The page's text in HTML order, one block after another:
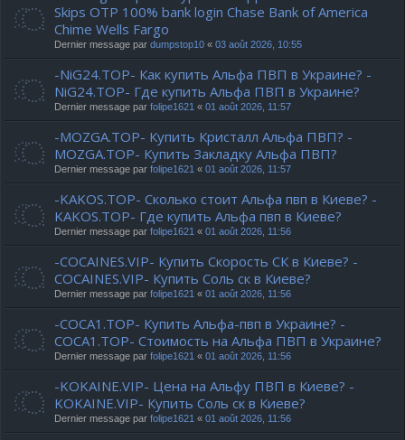
Skips OTP 100% bank login Chase Bank of America
Chime Wells Fargo
Dernier message par dumpstop10 « 03 août 2026, 10:55
-NiG24.TOP- Как купить Альфа ПВП в Украине? -
NiG24.TOP- Где купить Альфа ПВП в Украине?
Dernier message par folipe1621 « 01 août 2026, 11:57
-MOZGA.TOP- Купить Кристалл Альфа ПВП? -
MOZGA.TOP- Купить Закладку Альфа ПВП?
Dernier message par folipe1621 « 01 août 2026, 11:57
-KAKOS.TOP- Сколько стоит Альфа пвп в Киеве? -
KAKOS.TOP- Где купить Альфа пвп в Киеве?
Dernier message par folipe1621 « 01 août 2026, 11:56
-COCAINES.VIP- Купить Скорость СК в Киеве? -
COCAINES.VIP- Купить Соль ск в Киеве?
Dernier message par folipe1621 « 01 août 2026, 11:56
-COCA1.TOP- Купить Альфа-пвп в Украине? -
COCA1.TOP- Стоимость на Альфа ПВП в Украине?
Dernier message par folipe1621 « 01 août 2026, 11:56
-KOKAINE.VIP- Цена на Альфу ПВП в Киеве? -
KOKAINE.VIP- Купить Соль ск в Киеве?
Dernier message par folipe1621 « 01 août 2026, 11:56